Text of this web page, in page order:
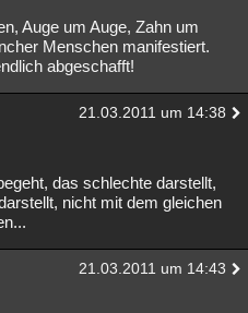
Auge um Auge, Zahn um
Menschen manifestiert.
abgeschafft!
21.03.2011 um 14:38
das schlechte darstellt,
nicht mit dem gleichen
21.03.2011 um 14:43